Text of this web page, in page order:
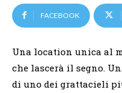
FACEBOOK
Una location unica al
che lascerà il segno.
di uno dei grattacieli